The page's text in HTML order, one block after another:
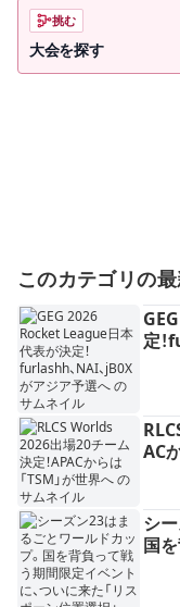
挑む
大会を探す
このカテゴリの
定
AC
シ
国